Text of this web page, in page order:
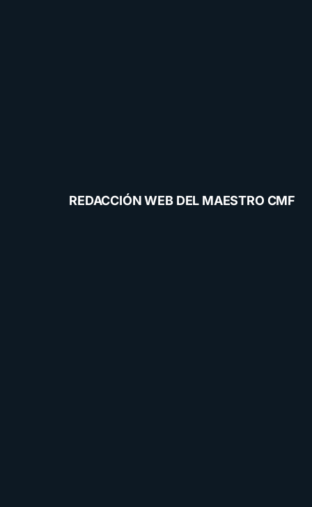
REDACCIÓN WEB DEL MAESTRO CMF